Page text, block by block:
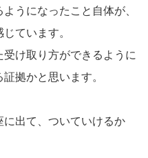
うになったこと自体が、
ています。
け取り方ができるように
拠かと思います。
出て、ついていけるか